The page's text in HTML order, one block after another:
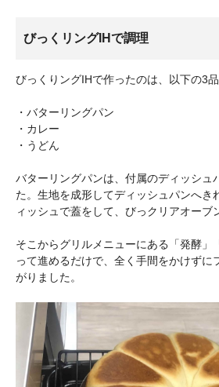
びっくリングIHで調理
びっくりングIHで作ったのは、以下の3品
・バターリングパン
・カレー
・うどん
バターリングパンは、付属のディッシュ
た。生地を成形してディッシュパンへき
ィッシュで蓋をして、びっクリアオーブ
そこからグリルメニューにある「発酵」
って進めるだけで、全く手間をかけずに
がりました。